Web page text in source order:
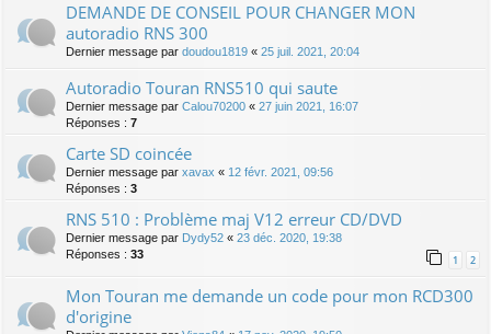
DEMANDE DE CONSEIL POUR CHANGER MON
autoradio RNS 300
Dernier message par doudou1819 « 25 juil. 2021, 20:04
Autoradio Touran RNS510 qui saute
Dernier message par Calou70200 « 27 juin 2021, 16:07
Réponses : 7
Carte SD coincée
Dernier message par xavax « 12 févr. 2021, 09:56
Réponses : 3
RNS 510 : Problème maj V12 erreur CD/DVD
Dernier message par Dydy52 « 23 déc. 2020, 19:38
Réponses : 33 1 2
Mon Touran me demande un code pour mon RCD300
d'origine